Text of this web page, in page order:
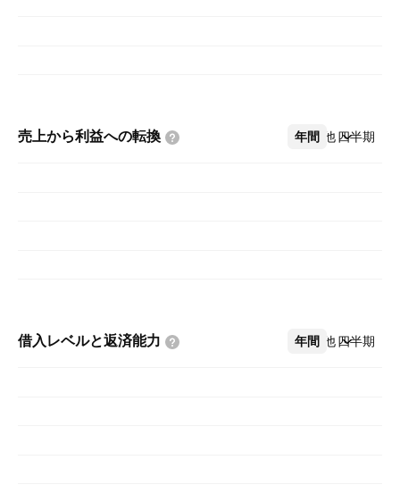
売上から利益への転換 年間 四半期
その他
借入レベルと返済能力 年間 四半期
その他